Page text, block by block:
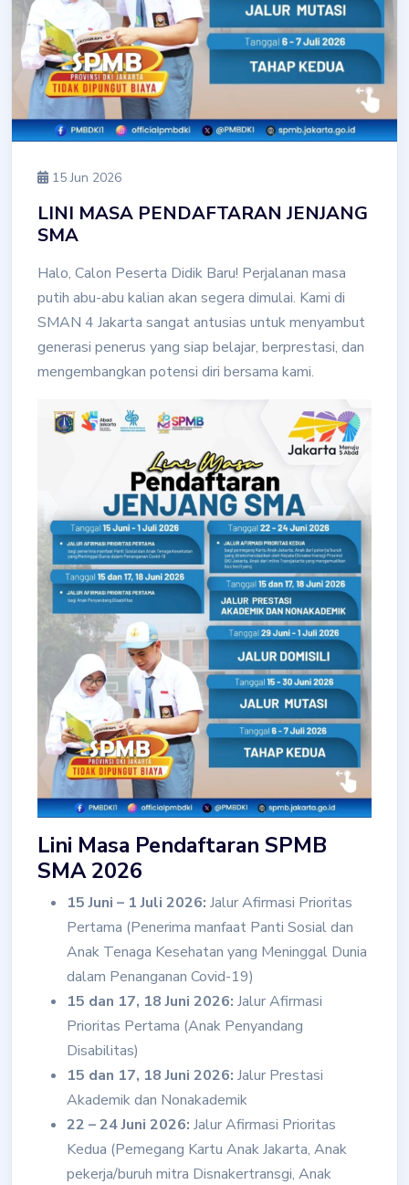
15 Jun 2026
LINI MASA PENDAFTARAN JENJANG
SMA
Halo, Calon Peserta Didik Baru! Perjalanan masa
putih abu-abu kalian akan segera dimulai. Kami di
SMAN 4 Jakarta sangat antusias untuk menyambut
generasi penerus yang siap belajar, berprestasi, dan
mengembangkan potensi diri bersama kami.
Lini Masa Pendaftaran SPMB
SMA 2026
15 Juni – 1 Juli 2026: Jalur Afirmasi Prioritas
Pertama (Penerima manfaat Panti Sosial dan
Anak Tenaga Kesehatan yang Meninggal Dunia
dalam Penanganan Covid-19)
15 dan 17, 18 Juni 2026: Jalur Afirmasi
Prioritas Pertama (Anak Penyandang
Disabilitas)
15 dan 17, 18 Juni 2026: Jalur Prestasi
Akademik dan Nonakademik
22 – 24 Juni 2026: Jalur Afirmasi Prioritas
Kedua (Pemegang Kartu Anak Jakarta, Anak
pekerja/buruh mitra Disnakertransgi, Anak